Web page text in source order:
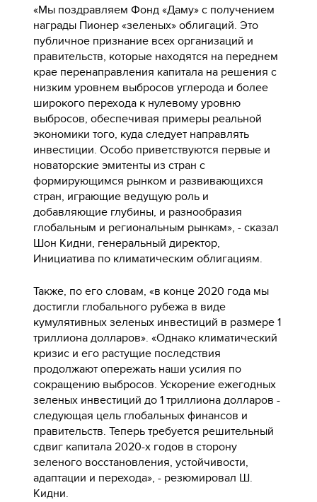
«Мы поздравляем Фонд «Даму» с получением
награды Пионер «зеленых» облигаций. Это
публичное признание всех организаций и
правительств, которые находятся на переднем
крае перенаправления капитала на решения с
низким уровнем выбросов углерода и более
широкого перехода к нулевому уровню
выбросов, обеспечивая примеры реальной
экономики того, куда следует направлять
инвестиции. Особо приветствуются первые и
новаторские эмитенты из стран с
формирующимся рынком и развивающихся
стран, играющие ведущую роль и
добавляющие глубины, и разнообразия
глобальным и региональным рынкам», - сказал
Шон Кидни, генеральный директор,
Инициатива по климатическим облигациям.
Также, по его словам, «в конце 2020 года мы
достигли глобального рубежа в виде
кумулятивных зеленых инвестиций в размере 1
триллиона долларов». «Однако климатический
кризис и его растущие последствия
продолжают опережать наши усилия по
сокращению выбросов. Ускорение ежегодных
зеленых инвестиций до 1 триллиона долларов -
следующая цель глобальных финансов и
правительств. Теперь требуется решительный
сдвиг капитала 2020-х годов в сторону
зеленого восстановления, устойчивости,
адаптации и перехода», - резюмировал Ш.
Кидни.